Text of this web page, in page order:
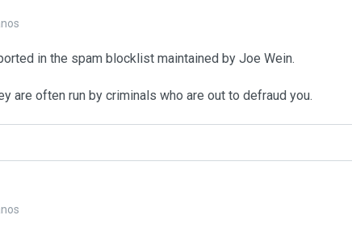
in the spam blocklist maintained by Joe Wein.
are often run by criminals who are out to defraud you.